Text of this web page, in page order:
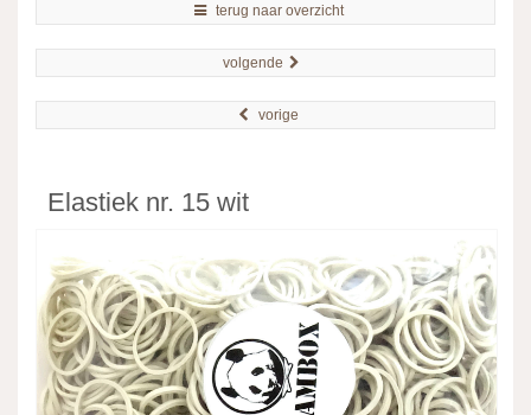
terug naar overzicht
volgende
vorige
Elastiek nr. 15 wit